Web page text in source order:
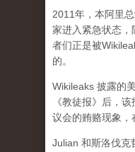
2011年，本阿里
家进入紧急状态，
者们正是被
的。
Wikileaks 披露的
《教徒报》后，
议会的贿赂现象，
Julian 和斯洛伐克